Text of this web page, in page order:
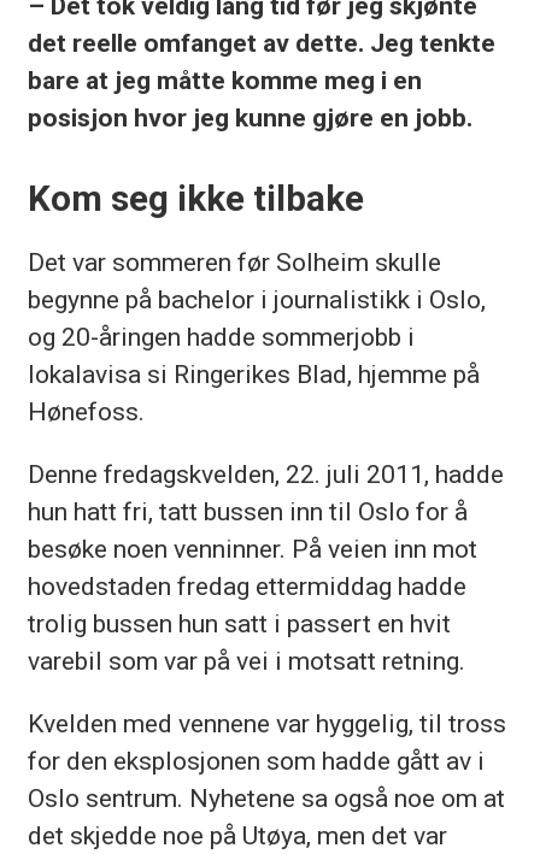
det reelle omfanget av dette. Jeg tenkte
bare at jeg måtte komme meg i en
posisjon hvor jeg kunne gjøre en jobb.
Kom seg ikke tilbake
Det var sommeren før Solheim skulle
begynne på bachelor i journalistikk i Oslo,
og 20-åringen hadde sommerjobb i
lokalavisa si Ringerikes Blad, hjemme på
Hønefoss.
Denne fredagskvelden, 22. juli 2011, hadde
hun hatt fri, tatt bussen inn til Oslo for å
besøke noen venninner. På veien inn mot
hovedstaden fredag ettermiddag hadde
trolig bussen hun satt i passert en hvit
varebil som var på vei i motsatt retning.
Kvelden med vennene var hyggelig, til tross
for den eksplosjonen som hadde gått av i
Oslo sentrum. Nyhetene sa også noe om at
det skjedde noe på Utøya, men det var